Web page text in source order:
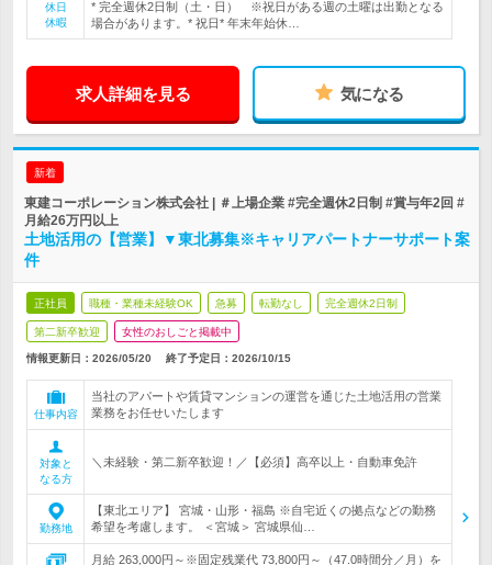
休日
休暇
* 完全週休2日制（土・日） ※祝日がある週の土曜は出勤となる
場合があります。* 祝日* 年末年始休…
求人詳細を見る 気になる
新着
東建コーポレーション株式会社 | ＃上場企業 #完全週休2日制 #賞与年2回 #
月給26万円以上
土地活用の【営業】▼東北募集※キャリアパートナーサポート案
件
正社員 職種・業種未経験OK 急募 転勤なし 完全週休2日制
第二新卒歓迎 女性のおしごと掲載中
情報更新日：2026/05/20 終了予定日： 2026/10/15
仕事内容
当社のアパートや賃貸マンションの運営を通じた土地活用の営業
業務をお任せいたします
対象と
なる方
＼未経験・第二新卒歓迎！／【必須】高卒以上・自動車免許
勤務地
【東北エリア】 宮城・山形・福島 ※自宅近くの拠点などの勤務
希望を考慮します。 ＜宮城＞ 宮城県仙…
月給 263,000円～※固定残業代 73,800円～（47.0時間分／月）を